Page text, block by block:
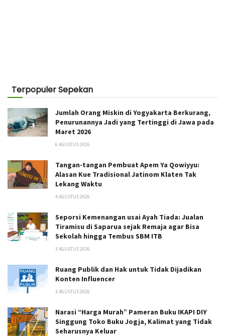
Terpopuler Sepekan
Jumlah Orang Miskin di Yogyakarta Berkurang,
Penurunannya Jadi yang Tertinggi di Jawa pada
Maret 2026
6 AGUSTUS 2026
Tangan-tangan Pembuat Apem Ya Qowiyyu:
Alasan Kue Tradisional Jatinom Klaten Tak
Lekang Waktu
4 AGUSTUS 2026
Seporsi Kemenangan usai Ayah Tiada: Jualan
Tiramisu di Saparua sejak Remaja agar Bisa
Sekolah hingga Tembus SBM ITB
3 AGUSTUS 2026
Ruang Publik dan Hak untuk Tidak Dijadikan
Konten Influencer
3 AGUSTUS 2026
Narasi “Harga Murah” Pameran Buku IKAPI DIY
Singgung Toko Buku Jogja, Kalimat yang Tidak
Seharusnya Keluar